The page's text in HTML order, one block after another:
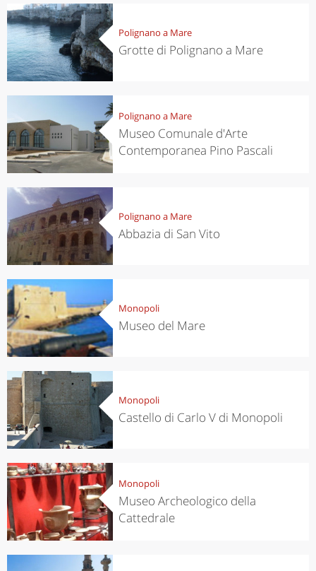
Polignano a Mare
Grotte di Polignano a Mare
Polignano a Mare
Museo Comunale d'Arte
Contemporanea Pino Pascali
Polignano a Mare
Abbazia di San Vito
Monopoli
Museo del Mare
Monopoli
Castello di Carlo V di Monopoli
Monopoli
Museo Archeologico della
Cattedrale